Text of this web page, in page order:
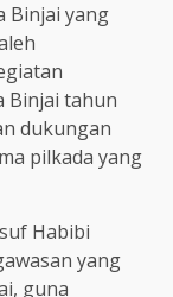
Binjai yang
Binjai tahun
dukungan
pilkada yang
Habibi
yang
guna